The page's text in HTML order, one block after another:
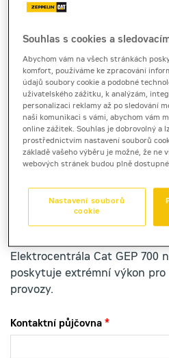
1 - 22 dnů
na dotaz s DPH
23 a více dnů
na dotaz bez DPH
na dotaz s DPH
Kauce
30 000 Kč
Elektrocentrála Cat GEP 700
poskytuje extrémní výkon
provozy.
Kontaktní půjčovna
Souhlas s cookies a
Abychom vám na všech stránkách
komfort, používáme ke zpracování
údajů soubory cookie a podobné
uživatelského zážitku, k analýzám,
personalizaci reklamy až po sledování
naši komunikaci s vámi, abychom vám
online zážitek. Souhlas je dobrovolný a
prostřednictvím nastavení souborů
základě vašeho výběru je možné, že ne
webových stránek budou plně
Nastavení souborů
cookie